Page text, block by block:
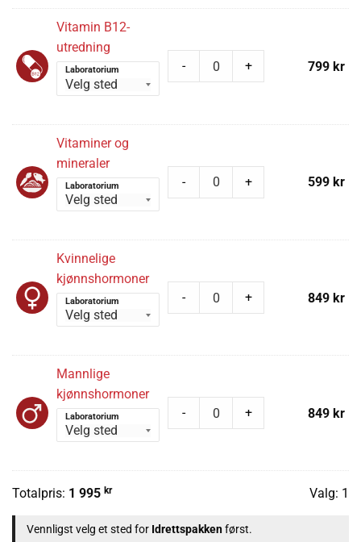
Vitamin B12-
utredning
Laboratorium - + 799 kr
Vitaminer og
mineraler
Laboratorium - + 599 kr
Kvinnelige
kjønnshormoner
Laboratorium - + 849 kr
Mannlige
kjønnshormoner
Laboratorium - + 849 kr
Totalpris: 1 995 kr Valg: 1
Vennligst velg et sted for Idrettspakkenførst.